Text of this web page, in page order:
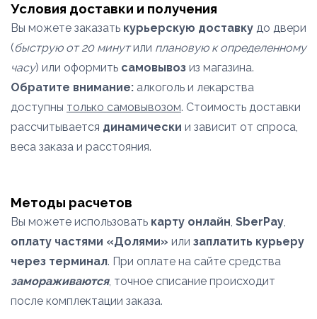
Условия доставки и получения
Вы можете заказать курьерскую доставку до двери
(быструю от 20 минутили плановую к определенному
часу) или оформить самовывоз из магазина.
Обратите внимание: алкоголь и лекарства
доступны только самовывозом. Стоимость доставки
рассчитывается динамически и зависит от спроса,
веса заказа и расстояния.
Методы расчетов
Вы можете использовать карту онлайн, SberPay,
оплату частями «Долями» или заплатить курьеру
через терминал. При оплате на сайте средства
замораживаются, точное списание происходит
после комплектации заказа.